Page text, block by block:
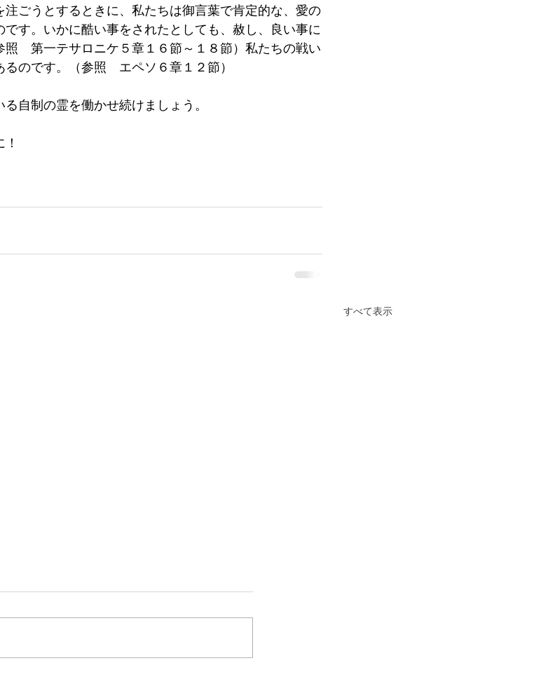
ごうとするときに、私たちは御言葉で肯定的な、愛の
す。いかに酷い事をされたとしても、赦し、良い事に
　第一テサロニケ５章１６節～１８節）私たちの戦い
のです。（参照　エペソ６章１２節）
自制の霊を働かせ続けましょう。
すべて表示